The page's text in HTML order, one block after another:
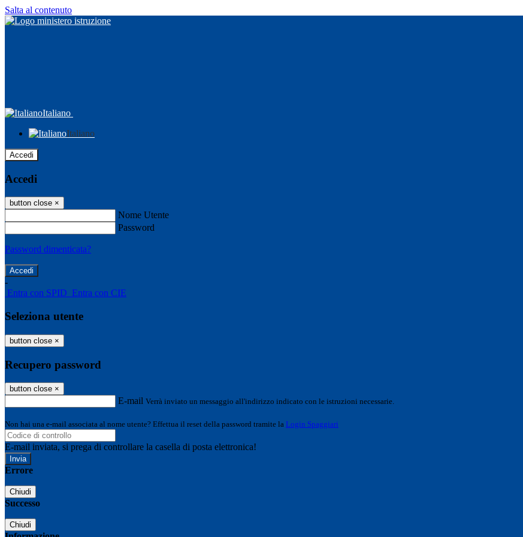
Salta al contenuto
Italiano
Italiano
Accedi
Accedi
button close ×
Nome Utente
Password
Password dimenticata?
-
Entra con SPID Entra con CIE
Seleziona utente
button close ×
Recupero password
button close ×
E-mail Verrà inviato un messaggio all'indirizzo indicato con le istruzioni necessarie.
Non hai una e-mail associata al nome utente? Effettua il reset della password tramite la Login Spaggiari
E-mail inviata, si prega di controllare la casella di posta elettronica!
Errore
Chiudi
Successo
Chiudi